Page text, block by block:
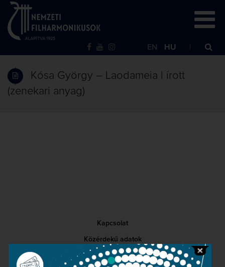
EN HU
Kósa György – Laodameia | írott
(zenekari anyag)
Kapcsolat
Közérdekű adatok
Sajtószoba